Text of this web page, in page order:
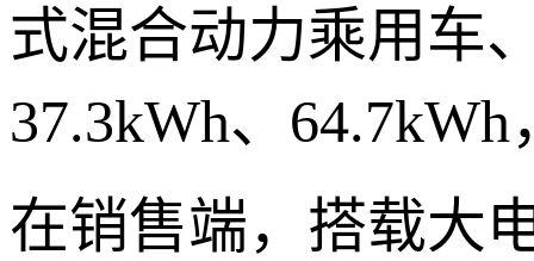
式混合动力乘用车
37.3kWh、
在销售端，搭载大